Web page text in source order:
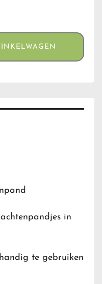
aantal
in
te gebruiken